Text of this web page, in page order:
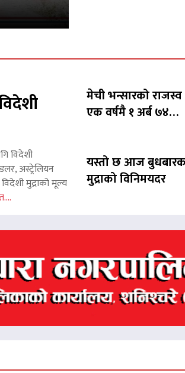
विदेशी
अस्ट्रेलियन
मुद्राको मूल्य
मेची भन्सारको
एक वर्षमै १ अर्ब ७४…
यस्तो छ आज
मुद्राको विनिमयदर